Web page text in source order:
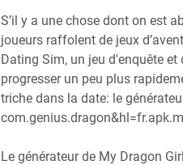
S’il y a une chose dont on est
joueurs raffolent de jeux
Dating Sim, un jeu d'enquête et
progresser un peu plus
triche dans la date: le
Le générateur de My Dragon